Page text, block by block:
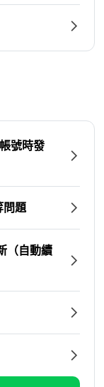
號時發
問題
（自動續